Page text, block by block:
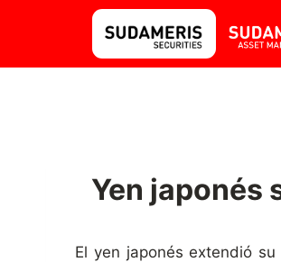
Yen japonés
El yen japonés extendió